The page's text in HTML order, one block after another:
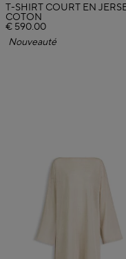
T-SHIRT COURT EN
COTON
€ 590.00
Nouveauté